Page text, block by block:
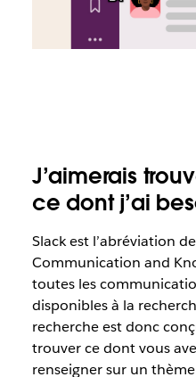
J’aimerais
ce dont j’ai
Slack est l’abréviation
Communication and
toutes les
disponibles à la
recherche est donc
trouver ce dont vous
renseigner sur un